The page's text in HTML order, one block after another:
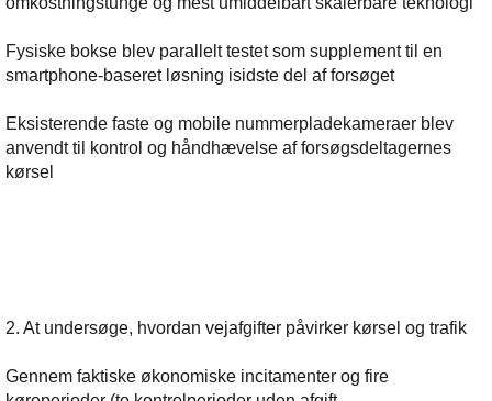
Fysiske bokse blev parallelt testet som supplement til en
smartphone-baseret løsning isidste del af forsøget
Eksisterende faste og mobile nummerpladekameraer blev
anvendt til kontrol og håndhævelse af forsøgsdeltagernes
kørsel
2. At undersøge, hvordan vejafgifter påvirker kørsel og trafik
Gennem faktiske økonomiske incitamenter og fire